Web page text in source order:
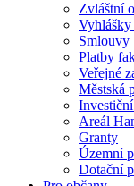
Zvláštní
Vyhlášky
Smlouvy
Platby
Veřejné
Městská
Areál
Granty
Územní
Dotační